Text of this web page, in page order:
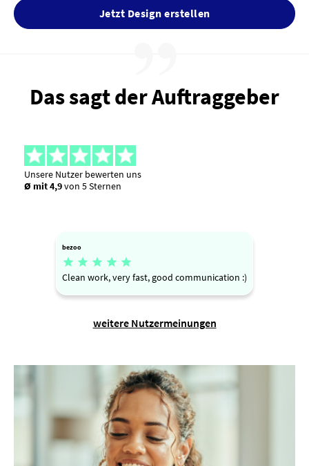
Jetzt Design erstellen
Das sagt der Auftraggeber
Unsere Nutzer bewerten uns
Ø mit 4,9von 5 Sternen
bezoo
    
Clean work, very fast, good communication :)
weitere Nutzermeinungen